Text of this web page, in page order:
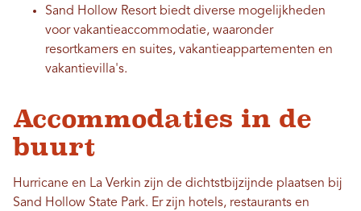
Sand Hollow Resort biedt diverse mogelijkheden
voor vakantieaccommodatie, waaronder
resortkamers en suites, vakantieappartementen en
vakantievilla's.
Accommodaties in de
buurt
Hurricane en La Verkin zijn de dichtstbijzijnde plaatsen bij
Sand Hollow State Park. Er zijn hotels, restaurants en